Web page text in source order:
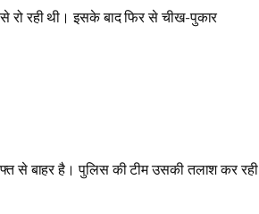
रो रही थी। इसके बाद फिर से चीख-पुकार
से बाहर है। पुलिस की टीम उसकी तलाश कर रही